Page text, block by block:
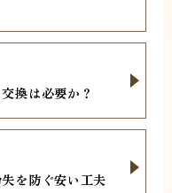
換は必要か？
を防ぐ安い工夫